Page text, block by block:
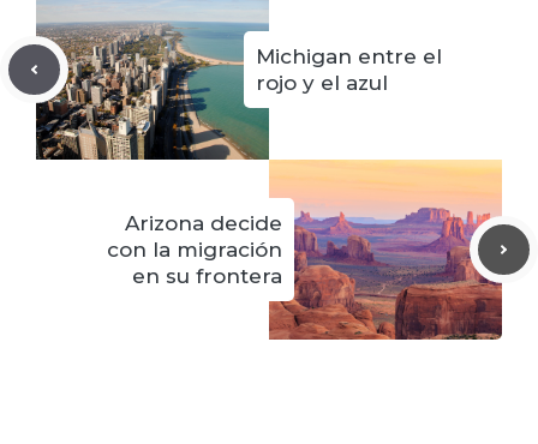
Michigan entre el
rojo y el azul
Arizona decide
con la migración
en su frontera